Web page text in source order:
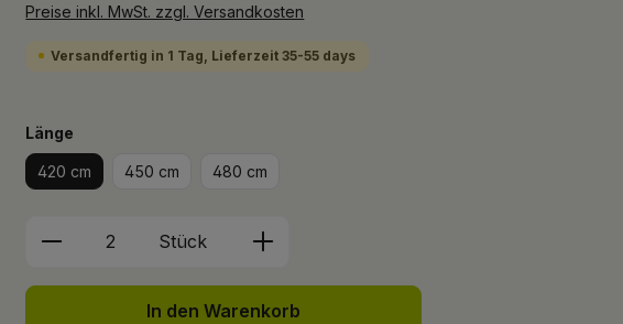
Preise inkl. MwSt. zzgl. Versandkosten
Versandfertig in 1 Tag, Lieferzeit 35-55 days
Länge
420 cm 450 cm 480 cm
Produkt Anzahl: Gib den gewünschten Wert
Stück
In den Warenkorb